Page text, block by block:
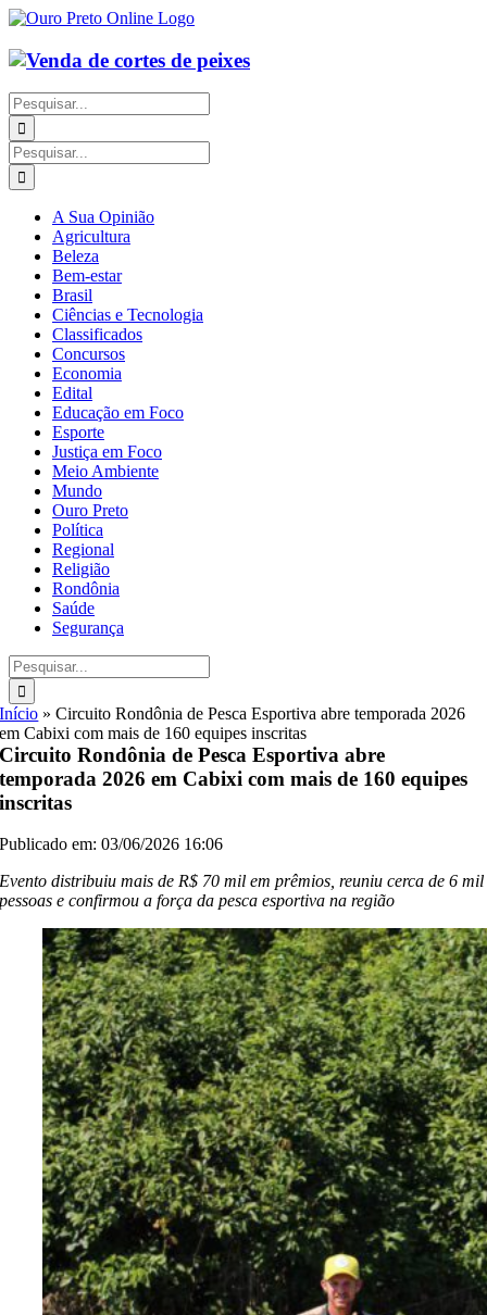
Ir
o
conteúdo
Buscar
resultados
para:
Buscar
resultados
para:
A Sua Opinião
Agricultura
Beleza
Bem-estar
Brasil
Ciências e Tecnologia
Classificados
Concursos
Economia
Edital
Educação em Foco
Esporte
Justiça em Foco
Meio Ambiente
Mundo
Ouro Preto
Política
Regional
Religião
Rondônia
Saúde
Segurança
Buscar
resultados
para:
Início »Circuito Rondônia de Pesca Esportiva abre temporada 2026
em Cabixi com mais de 160 equipes inscritas
Circuito Rondônia de Pesca Esportiva abre
temporada 2026 em Cabixi com mais de 160 equipes
inscritas
Publicado em: 03/06/2026 16:06
Evento distribuiu mais de R$ 70 mil em prêmios, reuniu cerca de 6 mil
pessoas e confirmou a força da pesca esportiva na região